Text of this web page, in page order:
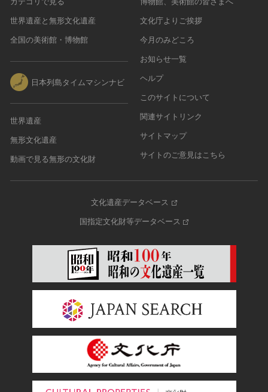
世界遺産と無形文化遺産
全国の美術館・博物館
日本列島タイムマシンナビ
世界遺産
無形文化遺産
動画で見る無形の文化財
文化庁よりご挨拶
今月のみどころ
お知らせ一覧
ヘルプ
このサイトについて
関連サイトリンク
サイトマップ
サイトのご意見はこちら
文化遺産データベース
国指定文化財等データベース